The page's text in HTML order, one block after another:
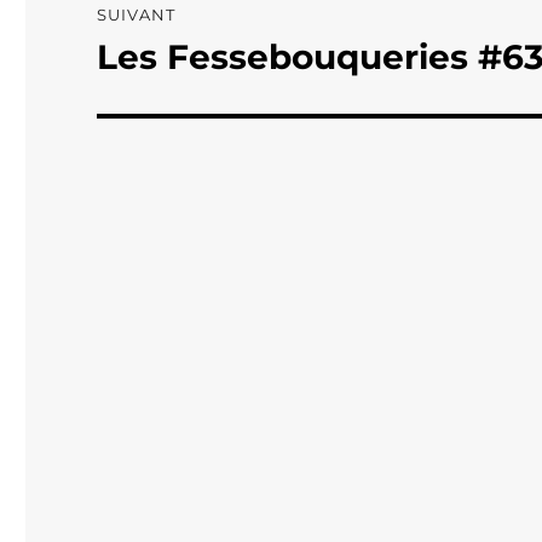
SUIVANT
Publication
Les Fessebouqueries